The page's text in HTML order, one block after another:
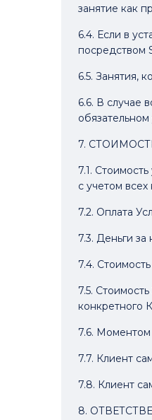
занятие как
6.4. Если в
посредством
6.5. Занятия,
6.6. В случае
7.
7.1.
с учетом
7.2. Оплата
7.3. Деньги
7.4.
7.5.
конкретного
7.6. Моментом
7.7. Клиент
7.8. Клиент
8.